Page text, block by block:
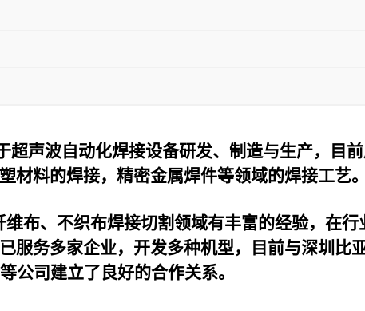
超声波自动化焊接设备研发、制造与生产，目
料的焊接，精密金属焊件等领域的焊接工艺。
布、不织布焊接切割领域有丰富的经验，在
服务多家企业，开发多种机型，目前与深圳比
公司建立了良好的合作关系。